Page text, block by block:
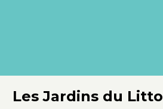
Les Jardins du